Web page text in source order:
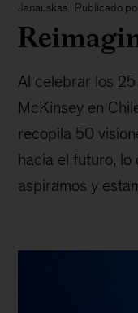
Janauskas l Publicado
Al celebrar los
McKinsey en
recopila 50
hacia el futuro, lo
aspiramos y